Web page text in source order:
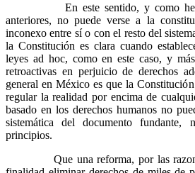
En este sentido, y como he
anteriores, no puede verse a la
inconexo entre sí o con el resto del
la Constitución es clara cuando
leyes ad hoc, como en este caso, y
retroactivas en perjuicio de derechos
general en México es que la
regular la realidad por encima de
basado en los derechos humanos no
sistemática del documento
principios.
Que una reforma, por las razones